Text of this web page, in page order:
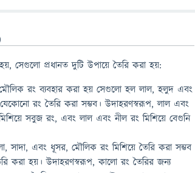
সেগুলো প্রধানত দুটি উপায়ে তৈরি করা হয়:
রং ব্যবহার করা হয় সেগুলো হল লাল, হলুদ এবং
রং তৈরি করা সম্ভব। উদাহরণস্বরূপ, লাল এবং
সবুজ রং, এবং লাল এবং নীল রং মিশিয়ে বেগুনি
সাদা, এবং ধূসর, মৌলিক রং মিশিয়ে তৈরি করা সম্ভব
করা হয়। উদাহরণস্বরূপ, কালো রং তৈরির জন্য